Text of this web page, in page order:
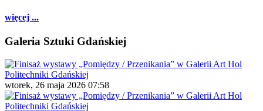
więcej ...
Galeria Sztuki Gdańskiej
wtorek, 26 maja 2026 07:58